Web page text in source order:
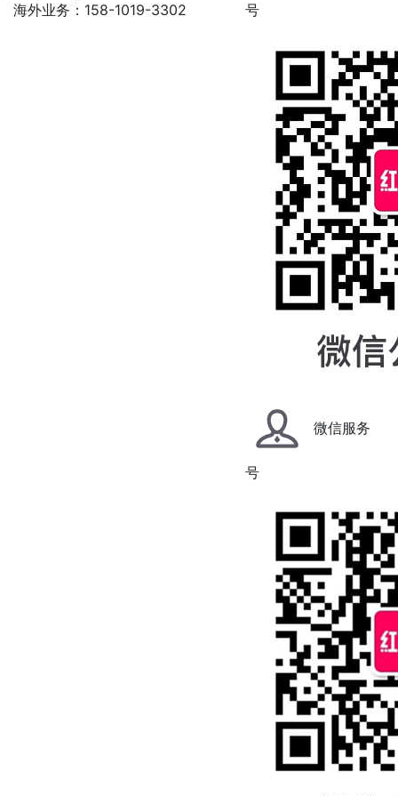
海外业务：158-1019-3302
号
微信服务
号